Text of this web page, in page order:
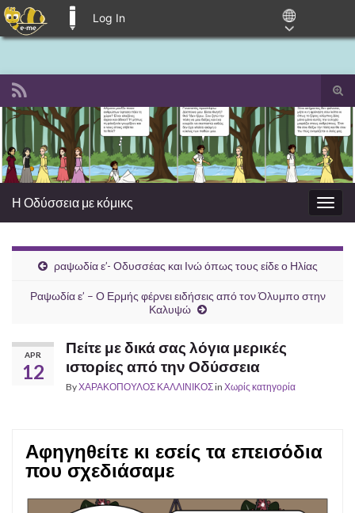
Log In
Search for:
Η Οδύσσεια με κόμικς
ραψωδία ε’- Οδυσσέας και Ινώ όπως τους είδε ο Ηλίας
Ραψωδία ε’ – Ο Ερμής φέρνει ειδήσεις από τον Όλυμπο στην
Καλυψώ
APR
12
Πείτε με δικά σας λόγια μερικές
ιστορίες από την Οδύσσεια
ByΧΑΡΑΚΟΠΟΥΛΟΣ ΚΑΛΛΙΝΙΚΟΣin Χωρίς κατηγορία